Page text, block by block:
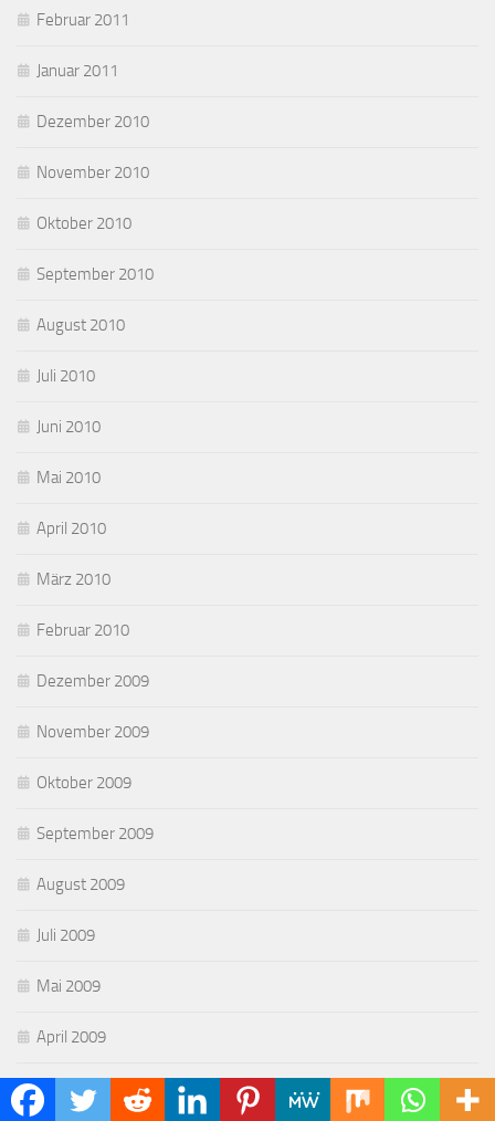
Februar 2011
Januar 2011
Dezember 2010
November 2010
Oktober 2010
September 2010
August 2010
Juli 2010
Juni 2010
Mai 2010
April 2010
März 2010
Februar 2010
Dezember 2009
November 2009
Oktober 2009
September 2009
August 2009
Juli 2009
Mai 2009
April 2009
März 2009